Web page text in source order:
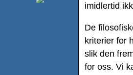
imidlertid
De
kriterier for
slik den
for oss. Vi